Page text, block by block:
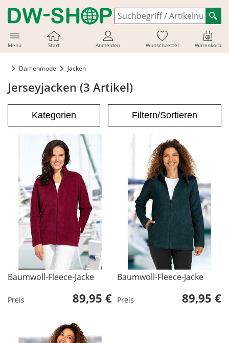
Menü Start Anmelden Wunschzettel Warenkorb
Damenmode Jacken
Jerseyjacken (3 Artikel)
Kategorien Filtern/Sortieren
Baumwoll-Fleece-Jacke
Preis 89,95 €
Baumwoll-Fleece-Jacke
Preis 89,95 €